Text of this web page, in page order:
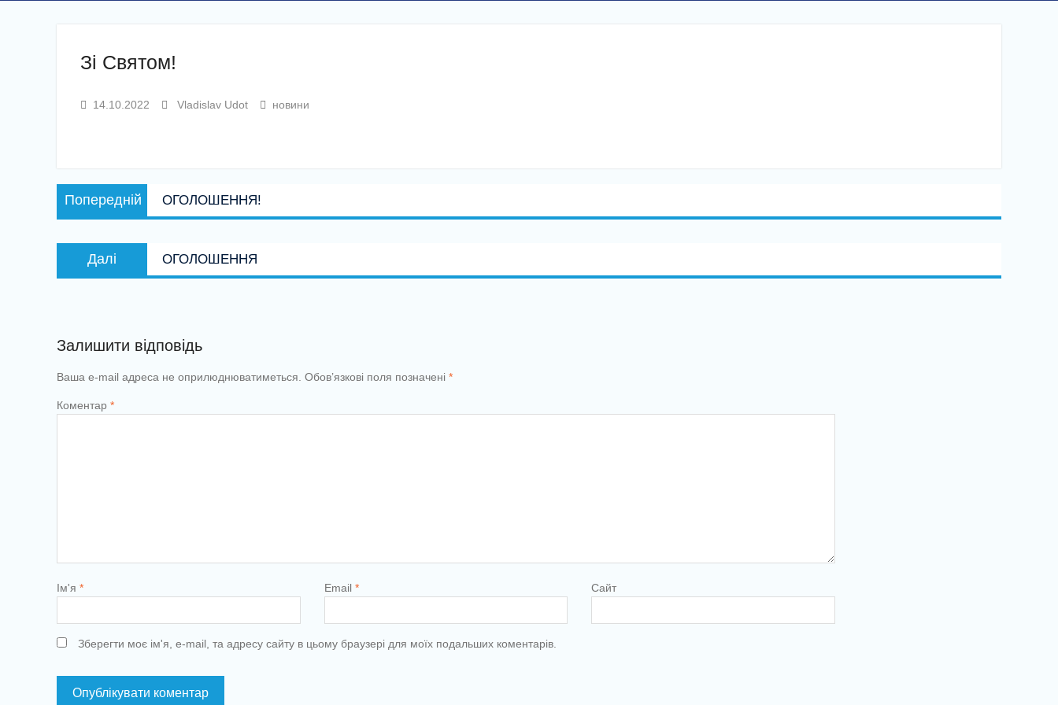
Зі Святом!
14.10.2022 Vladislav Udot новини
Навігація
записів
Попередній
запис:
ОГОЛОШЕННЯ!
Далі
запис:
ОГОЛОШЕННЯ
Залишити відповідь
Ваша e-mail адреса не оприлюднюватиметься. Обов’язкові поля позначені *
Коментар *
Ім'я * Email * Сайт
Зберегти моє ім'я, e-mail, та адресу сайту в цьому браузері для моїх подальших коментарів.